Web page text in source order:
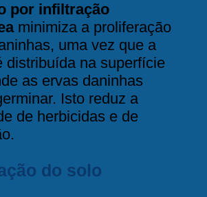
por infiltração
minimiza a proliferação
uma vez que a
distribuída na superfície
as ervas daninhas
Isto reduz a
de herbicidas e de
do solo